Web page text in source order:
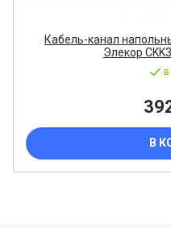
Кабель-канал
Элекор
в
В